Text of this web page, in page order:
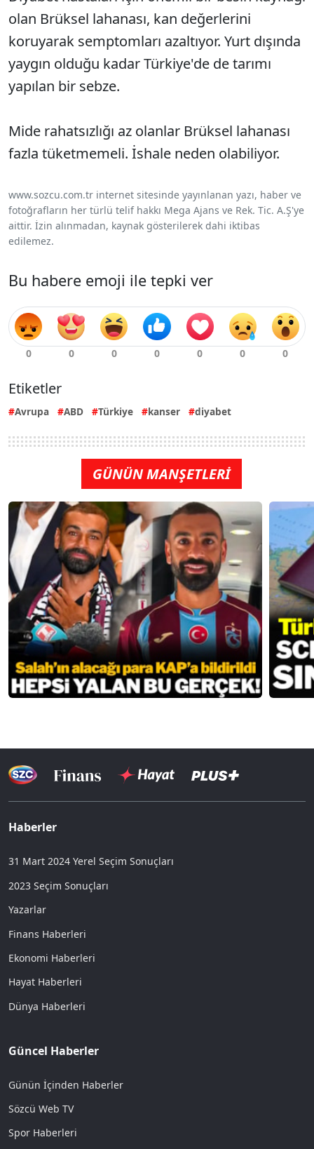
olan Brüksel lahanası, kan değerlerini
koruyarak semptomları azaltıyor. Yurt dışında
yaygın olduğu kadar Türkiye'de de tarımı
yapılan bir sebze.
Mide rahatsızlığı az olanlar Brüksel lahanası
fazla tüketmemeli. İshale neden olabiliyor.
www.sozcu.com.tr internet sitesinde yayınlanan yazı, haber ve
fotoğrafların her türlü telif hakkı Mega Ajans ve Rek. Tic. A.Ş'ye
aittir. İzin alınmadan, kaynak gösterilerek dahi iktibas
edilemez.
Bu habere emoji ile tepki ver
Etiketler
Avrupa ABD Türkiye kanser diyabet
GÜNÜN MANŞETLERİ
Haberler
31 Mart 2024 Yerel Seçim Sonuçları
2023 Seçim Sonuçları
Yazarlar
Finans Haberleri
Ekonomi Haberleri
Hayat Haberleri
Dünya Haberleri
Güncel Haberler
Günün İçinden Haberler
Sözcü Web TV
Spor Haberleri